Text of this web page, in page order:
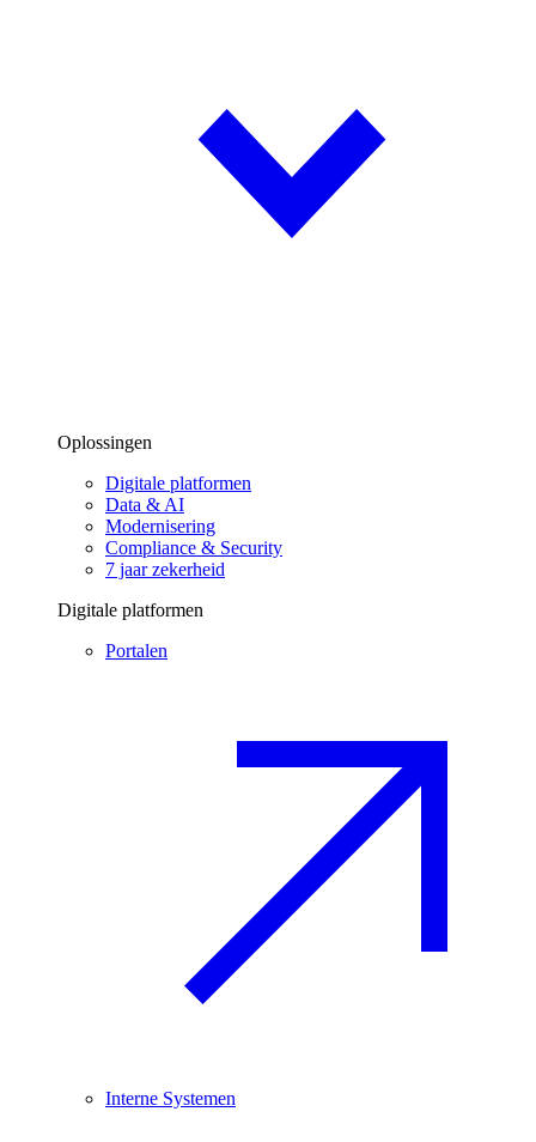
Oplossingen
Digitale platformen
Data & AI
Modernisering
Compliance & Security
7 jaar zekerheid
Digitale platformen
Portalen
Interne Systemen